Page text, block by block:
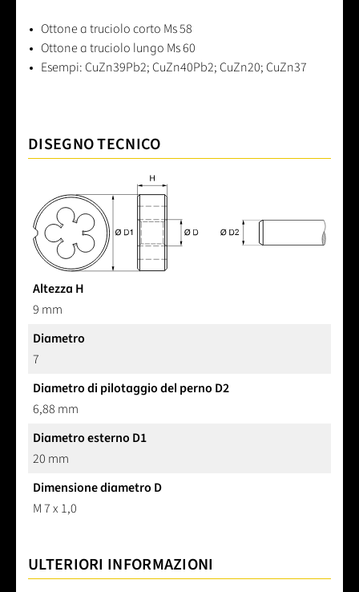
Ottone a truciolo corto Ms 58
Ottone a truciolo lungo Ms 60
Esempi: CuZn39Pb2; CuZn40Pb2; CuZn20; CuZn37
DISEGNO TECNICO
Altezza H
9 mm
Diametro
7
Diametro di pilotaggio del perno D2
6,88 mm
Diametro esterno D1
20 mm
Dimensione diametro D
M 7 x 1,0
ULTERIORI INFORMAZIONI